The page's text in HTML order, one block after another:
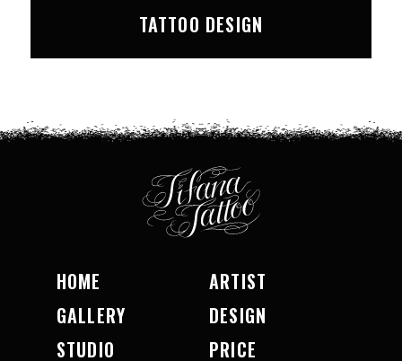
TATTOO DESIGN
HOME
ARTIST
GALLERY
DESIGN
STUDIO
PRICE